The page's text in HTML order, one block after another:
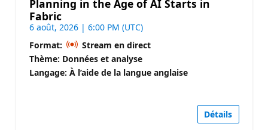
Planning in the Age of AI Starts in
Fabric
6 août, 2026 | 6:00 PM (UTC)
Format:
Stream en direct
Thème: Données et analyse
Langage: À l’aide de la langue anglaise
Détails